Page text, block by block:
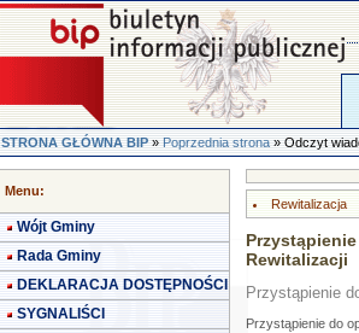
STRONA GŁÓWNA BIP»Poprzednia strona» Odczyt
Menu:
Wójt Gminy
Rada Gminy
DEKLARACJA DOSTĘPNOŚCI
SYGNALIŚCI
Rewitalizacja
Rewitalizacji
Przystąpienie
Przystąpienie do